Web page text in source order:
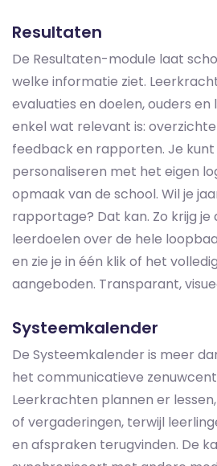
Resultaten
De Resultaten-module laat
welke informatie ziet.
evaluaties en doelen, ouders en
enkel wat relevant is:
feedback en rapporten. Je
personaliseren met het eigen
opmaak van de school. Wil je
rapportage? Dat kan. Zo krijg
leerdoelen over de hele
en zie je in één klik of het
aangeboden. Transparant,
Systeemkalender
De Systeemkalender is meer
het communicatieve
Leerkrachten plannen er
of vergaderingen, terwijl
en afspraken terugvinden. De